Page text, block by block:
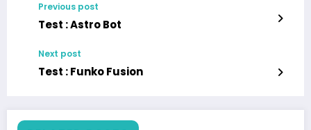
Previous post
Test : Astro Bot
Next post
Test : Funko Fusion